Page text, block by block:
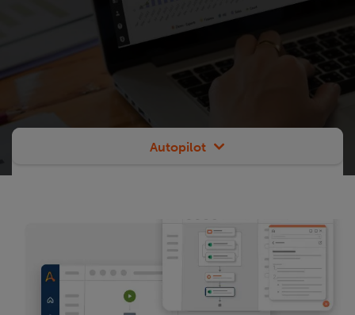
Autopilot